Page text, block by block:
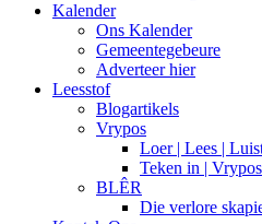
Kalender
Ons Kalender
Gemeentegebeure
Adverteer hier
Leesstof
Blogartikels
Vrypos
Loer | Lees |
Teken in | Vrypos
BLÊR
Die verlore